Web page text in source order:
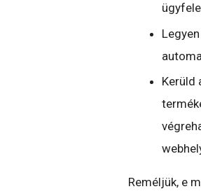
Kerüld
Reméljük, e